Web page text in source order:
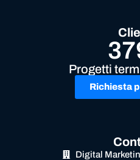
Progetti
Richiesta
Digital